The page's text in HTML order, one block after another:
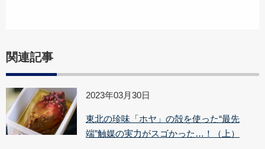
関連記事
2023年03月30日
東北の珍味「ホヤ」の殻を使った“最先
端”触媒の実力がスゴかった…！（上）